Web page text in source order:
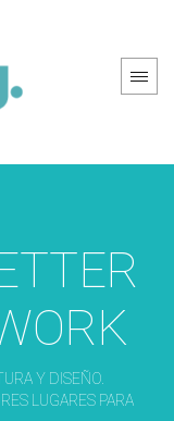
Y DISEÑO.
LUGARES PARA